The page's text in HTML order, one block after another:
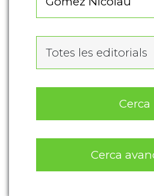
Totes les editorials
Cerca
Cerca